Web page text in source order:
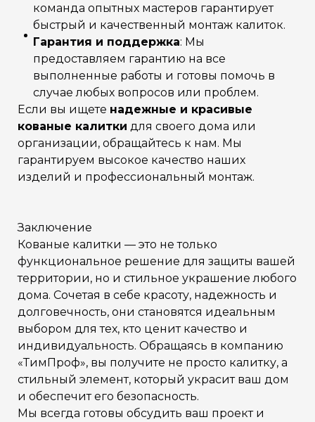
команда опытных мастеров гарантирует
быстрый и качественный монтаж калиток.
Гарантия и поддержка: Мы
предоставляем гарантию на все
выполненные работы и готовы помочь в
случае любых вопросов или проблем.
Если вы ищете надежные и красивые
кованые калитки для своего дома или
организации, обращайтесь к нам. Мы
гарантируем высокое качество наших
изделий и профессиональный монтаж.
Заключение
Кованые калитки — это не только
функциональное решение для защиты вашей
территории, но и стильное украшение любого
дома. Сочетая в себе красоту, надежность и
долговечность, они становятся идеальным
выбором для тех, кто ценит качество и
индивидуальность. Обращаясь в компанию
«ТимПроф», вы получите не просто калитку, а
стильный элемент, который украсит ваш дом
и обеспечит его безопасность.
Мы всегда готовы обсудить ваш проект и